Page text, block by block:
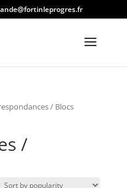
/ Blocs
/